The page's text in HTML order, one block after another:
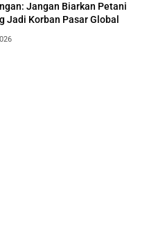
Jangan Biarkan Petani
Jadi Korban Pasar Global